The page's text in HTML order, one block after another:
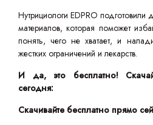
Нутрициологи EDPRO
материалов, которая поможет
понять, чего не хватает, и
жестких ограничений и лекарств.
И да, это бесплатно!
сегодня:
Скачивайте бесплатно прямо